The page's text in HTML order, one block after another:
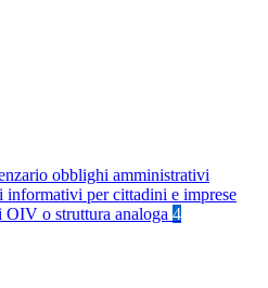
obblighi amministrativi
informativi per cittadini e imprese
OIV o struttura analoga 4